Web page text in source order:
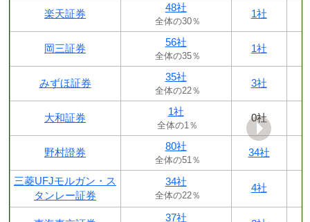
楽天証券
48社
全体の30％
1社
岡三証券
56社
全体の35％
1社
みずほ証券
35社
全体の22％
3社
大和証券
1社
全体の1％
0社
野村證券
80社
全体の51％
34社
三菱UFJモルガン・ス
タンレー証券
34社
全体の22％
4社
37社